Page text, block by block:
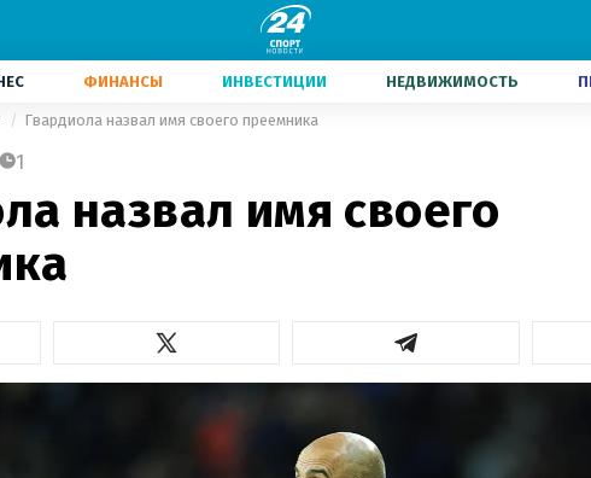
ФИНАНСЫ ИНВЕСТИЦИИ НЕДВИЖИМОСТЬ
Гвардиола назвал имя своего преемника
1
назвал имя своего